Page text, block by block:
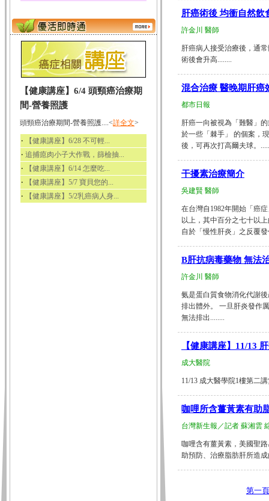
【健康講座】6/4 頭頸癌治療期
間-營養照護
頭頸癌治療期間-營養照護....<詳全文>
‧ 【健康講座】6/28 不可輕...
‧ 追捕瘜肉小子大作戰，篩檢抽...
‧ 【健康講座】6/14 怎麼吃...
‧ 【健康講座】5/7 寶貝您的...
‧ 【健康講座】5/2乳癌病人身...
肝癌術後 均衝自然飲
許金川 醫師
肝癌病人接受治療後，通
術後會升高........
混合治療 醫晚期肝癌
都市日報
肝癌一向被視為「難醫」
於一些「棘手」 的個案，
後，可再次打高爾夫球。
干擾素治療簡介
吳建賢 醫師
在台灣自1982年開始「癌
以上，其中百分之七十以
自於「慢性肝炎」之反覆
B肝抗病毒藥物 無法
許金川 醫師
氨是蛋白質食物消化代謝
排出體外。 一旦肝炎發作
無法排出........
【健康講座】11/13
成大醫院
11/13 成大醫學院1樓第二講
咖哩所含薑黃素有助
台灣新生報／記者 蘇湘雲
咖哩含有薑黃素，美國聖
助預防、治療脂肪肝所造
第一頁